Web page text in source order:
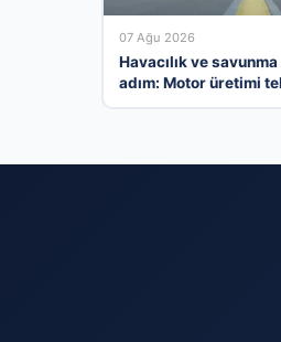
07 Ağu 2026
Havacılık ve
adım: Motor üretimi